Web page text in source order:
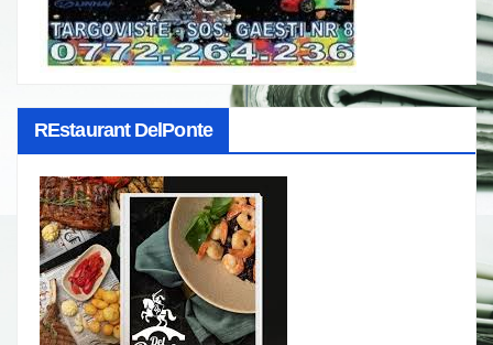
REstaurant DelPonte